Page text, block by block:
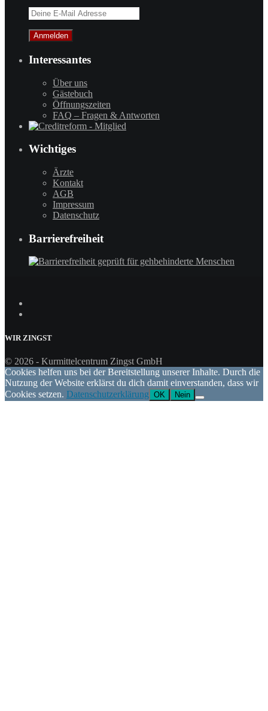
Interessantes
Über uns
Gästebuch
Öffnungszeiten
FAQ – Fragen & Antworten
Wichtiges
Ärzte
Kontakt
AGB
Impressum
Datenschutz
Barrierefreiheit
WIR ZINGST
© 2026 - Kurmittelcentrum Zingst GmbH
Cookies helfen uns bei der Bereitstellung unserer Inhalte. Durch die
Nutzung der Website erklärst du dich damit einverstanden, dass wir
Cookies setzen. Datenschutzerklärung OK Nein